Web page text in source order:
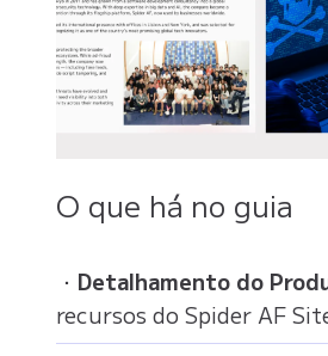
O que há no guia
・ Detalhamento do
recursos do Spider AF